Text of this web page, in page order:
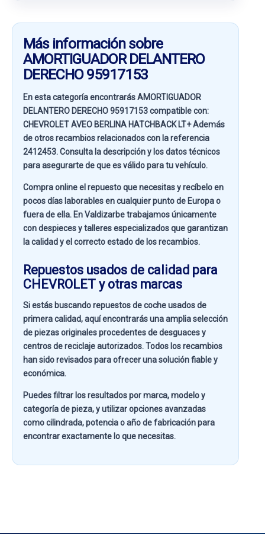
Más información sobre
AMORTIGUADOR DELANTERO
DERECHO 95917153
En esta categoría encontrarás AMORTIGUADOR
DELANTERO DERECHO 95917153 compatible con:
CHEVROLET AVEO BERLINA HATCHBACK LT+Además
de otros recambios relacionados con la referencia
2412453. Consulta la descripción y los datos técnicos
para asegurarte de que es válido para tu vehículo.
Compra online el repuesto que necesitas y recíbelo en
pocos días laborables en cualquier punto de Europa o
fuera de ella. EnValdizarbetrabajamos únicamente
con despieces y talleres especializados que garantizan
la calidad y el correcto estado de los recambios.
Repuestos usados de calidad para
CHEVROLET y otras marcas
Si estás buscandorepuestos de coche usados de
primera calidad, aquí encontrarás una amplia selección
de piezas originales procedentes de desguaces y
centros de reciclaje autorizados. Todos los recambios
han sido revisados para ofrecer una solución fiable y
económica.
Puedes filtrar los resultados pormarca, modelo y
categoría de pieza, y utilizar opciones avanzadas
comocilindrada, potencia o año de fabricaciónpara
encontrar exactamente lo que necesitas.